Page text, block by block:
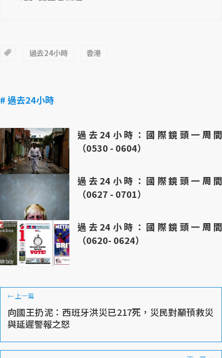
過去24小時 香港
# 過去24小時
過去24小時：國際鏡頭一周間
（0530 - 0604）
過去24小時：國際鏡頭一周間
（0627 - 0701）
過去24小時：國際鏡頭一周間
（0620- 0624）
← 上一篇
向國王扔泥：西班牙洪災已217死，災民對顢頇救災
與延遲警報之怒